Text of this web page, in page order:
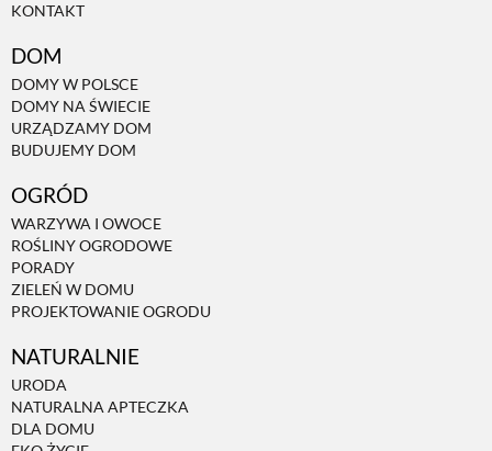
KONTAKT
DOM
DOMY W POLSCE
DOMY NA ŚWIECIE
URZĄDZAMY DOM
BUDUJEMY DOM
OGRÓD
WARZYWA I OWOCE
ROŚLINY OGRODOWE
PORADY
ZIELEŃ W DOMU
PROJEKTOWANIE OGRODU
NATURALNIE
URODA
NATURALNA APTECZKA
DLA DOMU
NATURALNA APTECZKA
DLA DOMU